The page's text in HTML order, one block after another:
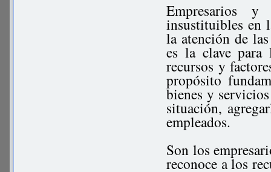
Empresarios y
insustituibles en
la atención de
es la clave
recursos y
propósito
bienes y
situación,
empleados.
Son los
reconoce a los